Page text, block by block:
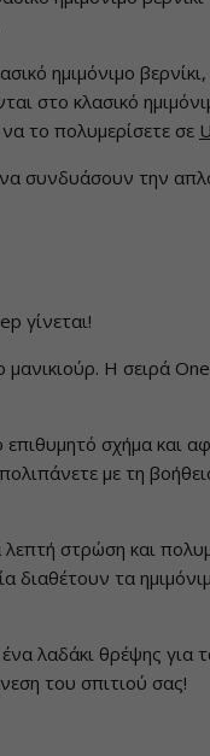
ημιμόνιμο βερνίκι,
στο κλασικό
το πολυμερίσετε σε
συνδυάσουν την
γίνεται!
Η σειρά
σχήμα και
με τη
στρώση και
τα
λαδάκι θρέψης για
του σπιτιού σας!